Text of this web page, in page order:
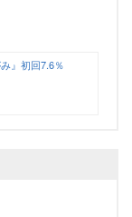
』初回7.6％